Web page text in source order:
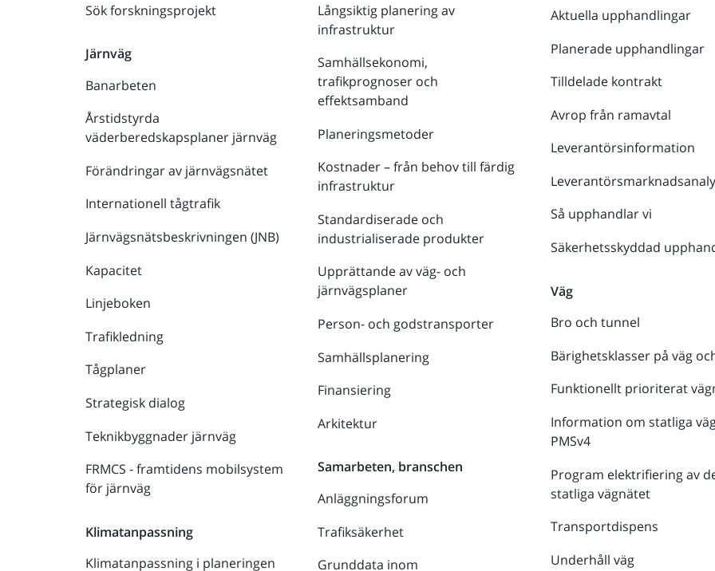
Sök forskningsprojekt
Järnväg
Banarbeten
Årstidstyrda
väderberedskapsplaner järnväg
Förändringar av järnvägsnätet
Internationell tågtrafik
Järnvägsnätsbeskrivningen (JNB)
Kapacitet
Linjeboken
Trafikledning
Tågplaner
Strategisk dialog
Teknikbyggnader järnväg
FRMCS - framtidens mobilsystem
för järnväg
Klimatanpassning
Klimatanpassning i planeringen
Långsiktig planering av
infrastruktur
Samhällsekonomi,
trafikprognoser och
effektsamband
Planeringsmetoder
Kostnader – från behov till färdig
infrastruktur
Standardiserade och
industrialiserade produkter
Upprättande av väg- och
järnvägsplaner
Person- och godstransporter
Samhällsplanering
Finansiering
Arkitektur
Samarbeten, branschen
Anläggningsforum
Trafiksäkerhet
Grunddata inom
Aktuella upphandlingar
Planerade upphandlingar
Tilldelade kontrakt
Avrop från ramavtal
Leverantörsinformation
Så upphandlar vi
Säkerhetsskyddad
Väg
Bro och tunnel
Bärighetsklasser på väg
Funktionellt prioriterat
Information om statliga
PMSv4
Program elektrifiering av
statliga vägnätet
Transportdispens
Underhåll väg